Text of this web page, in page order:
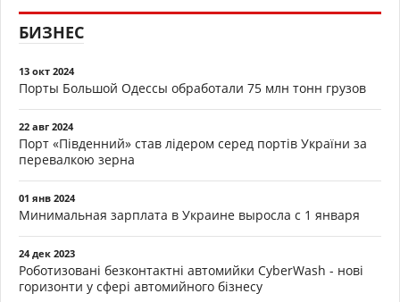
БИЗНЕС
13 окт 2024
Порты Большой Одессы обработали 75 млн тонн грузов
22 авг 2024
Порт «Південний» став лідером серед портів України за
перевалкою зерна
01 янв 2024
Минимальная зарплата в Украине выросла с 1 января
24 дек 2023
Роботизовані безконтактні автомийки CyberWash - нові
горизонти у сфері автомийного бізнесу